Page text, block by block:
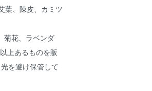
葉、陳皮、カミツ
菊花、ラベンダ
上あるものを販
を避け保管して